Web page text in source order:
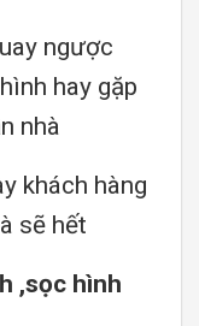
ngược
hay gặp
nhà
khách hàng
sẽ hết
,sọc hình